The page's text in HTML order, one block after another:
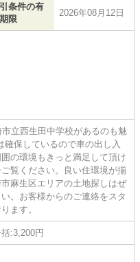
条件の有
限
2026年08月12日
立西生田中学校があるのも魅
確保しているので車の出し入
の環境もきっと満足して頂け
覧ください。良い住環境が揃
麻生区エリアの土地探しはぜ
。お客様からのご連絡をスタ
ます。
:3,200円